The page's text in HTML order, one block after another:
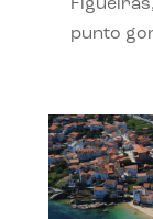
punto